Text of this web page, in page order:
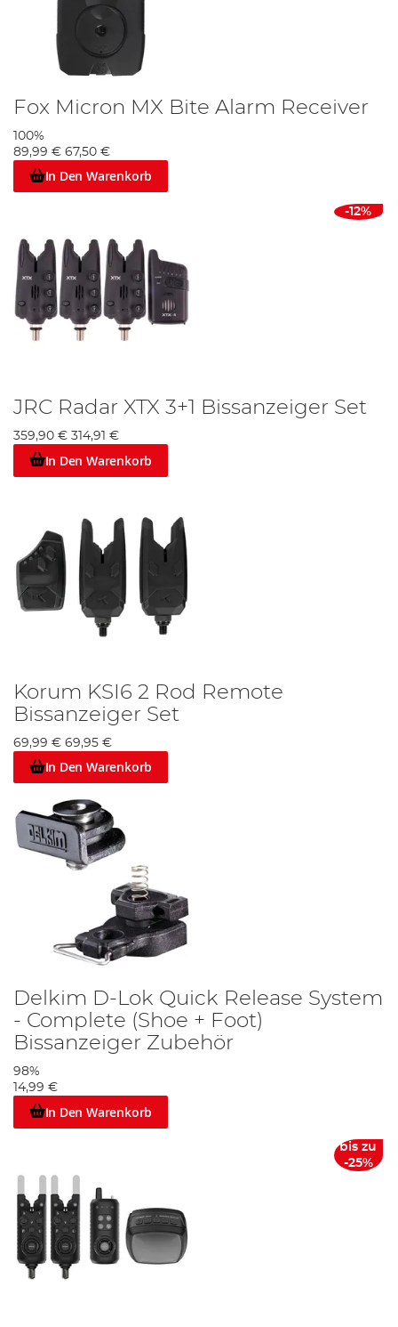
Fox Micron MX Bite Alarm Receiver
100%
89,99 € 67,50 €
In Den Warenkorb
-12%
JRC Radar XTX 3+1 Bissanzeiger Set
359,90 € 314,91 €
In Den Warenkorb
Korum KSI6 2 Rod Remote
Bissanzeiger Set
69,99 € 69,95 €
In Den Warenkorb
Delkim D-Lok Quick Release System
- Complete (Shoe + Foot)
Bissanzeiger Zubehör
98%
14,99 €
In Den Warenkorb
bis zu
-25%